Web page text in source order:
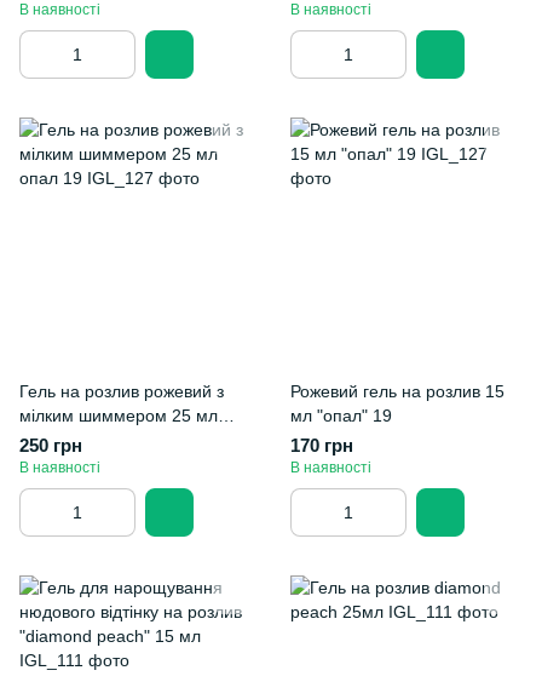
В наявності В наявності
Гель на розлив рожевий з
мілким шиммером 25 мл
опал 19
250 грн
В наявності
Рожевий гель на розлив 15
мл "опал" 19
170 грн
В наявності